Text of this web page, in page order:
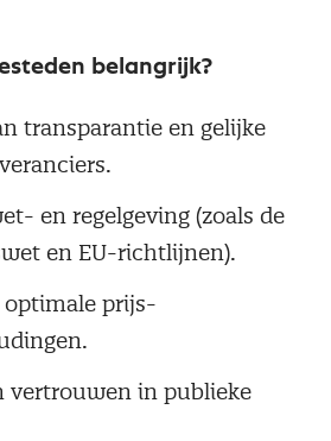
belangrijk?
transparantie en gelijke
en regelgeving (zoals de
en EU-richtlijnen).
optimale prijs-
vertrouwen in publieke